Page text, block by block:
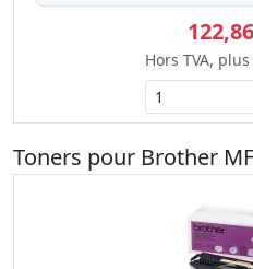
Hors TVA,
Toners pour Brother